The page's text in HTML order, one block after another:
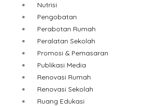
Nutrisi
Pengobatan
Perabotan Rumah
Peralatan Sekolah
Promosi & Pemasaran
Publikasi Media
Renovasi Rumah
Renovasi Sekolah
Ruang Edukasi